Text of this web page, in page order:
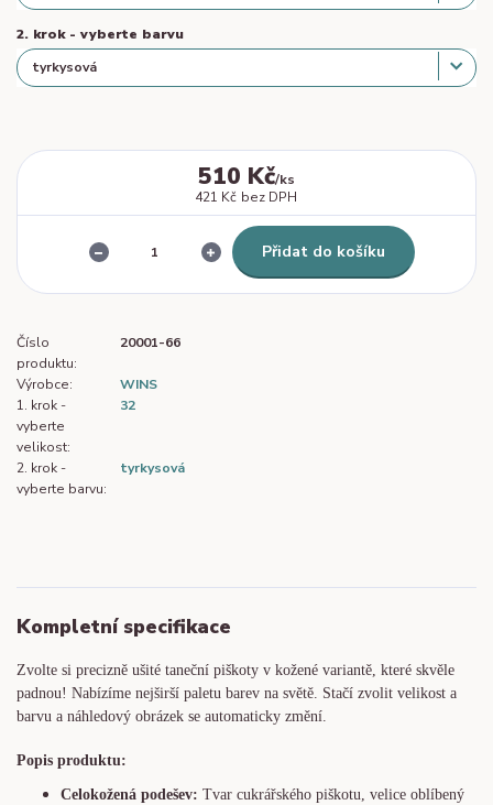
2. krok - vyberte barvu
510 Kč/ks
421 Kč bez DPH
Přidat do košíku
Číslo
produktu:
20001-66
Výrobce:
WINS
1. krok -
vyberte
velikost:
32
2. krok -
vyberte barvu:
tyrkysová
Kompletní specifikace
Zvolte si precizně ušité taneční piškoty v kožené variantě, které skvěle
padnou! Nabízíme nejširší paletu barev na světě. Stačí zvolit velikost a
barvu a náhledový obrázek se automaticky změní.
Popis produktu:
Celokožená podešev: Tvar cukrářského piškotu, velice oblíbený